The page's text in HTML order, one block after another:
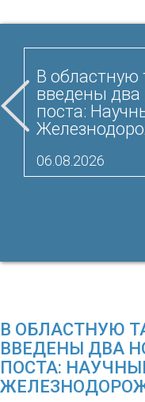
В
введены
поста:
06.08.2026
В ОБЛАСТНУЮ
ВВЕДЕНЫ ДВА
ПОСТА: